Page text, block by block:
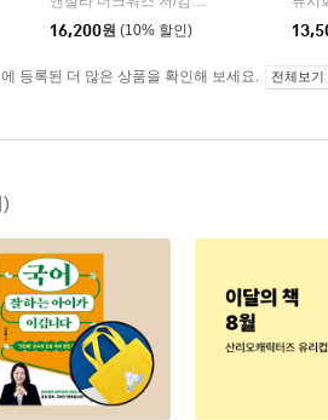
16,200원 (10% 할인)
등록된 더 많은 상품을 확인해 보세요. 전체보기